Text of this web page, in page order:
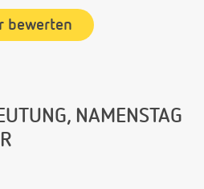
bewerten
NAMENSTAG